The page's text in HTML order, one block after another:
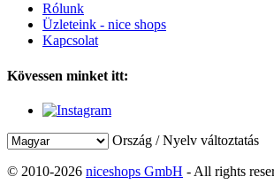
Rólunk
Üzleteink - nice shops
Kapcsolat
Kövessen minket itt:
Ország / Nyelv változtatás
© 2010-2026 niceshops GmbH - All rights